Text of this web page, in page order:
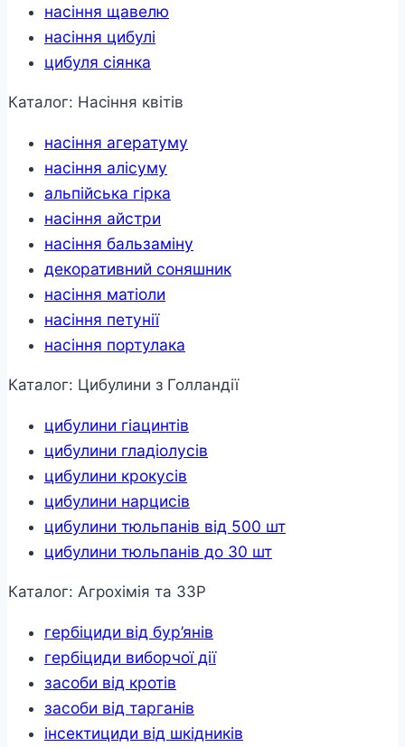
насіння щавелю
насіння цибулі
цибуля сіянка
Каталог: Насіння квітів
насіння агератуму
насіння алісуму
альпійська гірка
насіння айстри
насіння бальзаміну
декоративний соняшник
насіння матіоли
насіння петунії
насіння портулака
Каталог: Цибулини з Голландії
цибулини гіацинтів
цибулини гладіолусів
цибулини крокусів
цибулини нарцисів
цибулини тюльпанів від 500 шт
цибулини тюльпанів до 30 шт
Каталог: Агрохімія та ЗЗР
гербіциди від бур’янів
гербіциди виборчої дії
засоби від кротів
засоби від тарганів
інсектициди від шкідників